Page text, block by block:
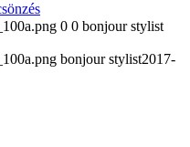
0 0 bonjour stylist
bonjour stylist2017-